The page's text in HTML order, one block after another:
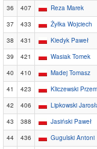
36
407 Reza Marek
37
433 Żyłka Wojciech
38
431 Kiedyk Paweł
39
421 Wasiak Tomek
40
410 Madej Tomasz
41
423 Kliczewski
42
406 Lipkowski
43
388 Jasiński Paweł
44
436 Gugulski Antoni